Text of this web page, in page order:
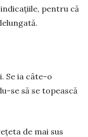
pen­tru că
Se ia câte-o
se să se topească
de mai sus